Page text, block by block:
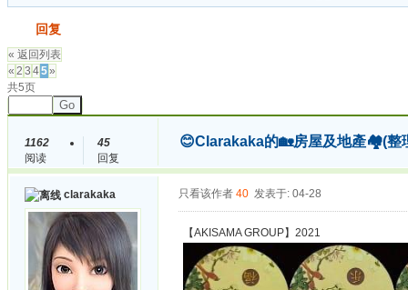
回复
« 返回列表
« 2 3 45»
共5页
Go
1162
阅读
45
回复
😊Clarakaka的🏡房屋及地產🏘️(整
clarakaka 只看该作者 40 发表于: 04-28
【AKISAMA GROUP】2021